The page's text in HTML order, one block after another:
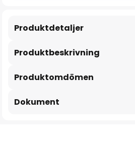
Produktbeskrivning
Produktdetaljer
Produktomdömen
Dokument